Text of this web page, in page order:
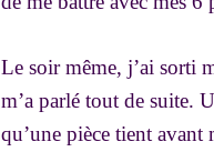
Le soir même, j’ai sorti
m’a parlé tout de suite.
qu’une pièce tient avant